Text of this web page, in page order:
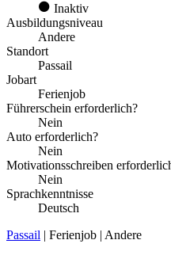
Inaktiv
Ausbildungsniveau
Andere
Standort
Passail
Jobart
Ferienjob
Führerschein erforderlich?
Nein
Auto erforderlich?
Nein
Motivationsschreiben
Nein
Sprachkenntnisse
Deutsch
Passail | Ferienjob | Andere